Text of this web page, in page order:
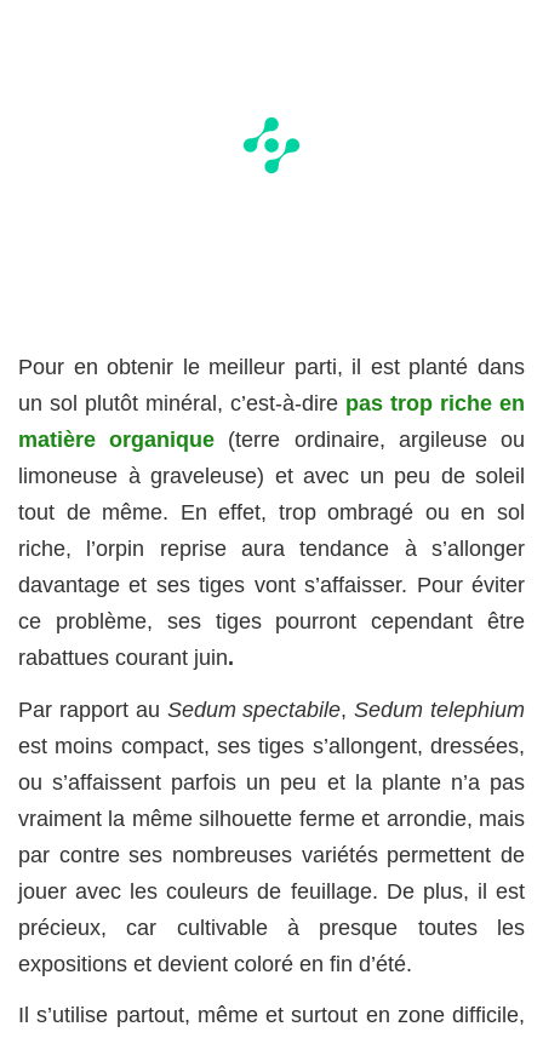
Pour en obtenir le meilleur parti, il est planté dans
un sol plutôt minéral, c’est-à-dire pas trop riche en
matière organique (terre ordinaire, argileuse ou
limoneuse à graveleuse) et avec un peu de soleil
tout de même. En effet, trop ombragé ou en sol
riche, l’orpin reprise aura tendance à s’allonger
davantage et ses tiges vont s’affaisser. Pour éviter
ce problème, ses tiges pourront cependant être
rabattues courant juin.
Par rapport au Sedum spectabile,Sedum telephium
est moins compact, ses tiges s’allongent, dressées,
ou s’affaissent parfois un peu et la plante n’a pas
vraiment la même silhouette ferme et arrondie, mais
par contre ses nombreuses variétés permettent de
jouer avec les couleurs de feuillage. De plus, il est
précieux, car cultivable à presque toutes les
expositions et devient coloré en fin d’été.
Il s’utilise partout, même et surtout en zone difficile,